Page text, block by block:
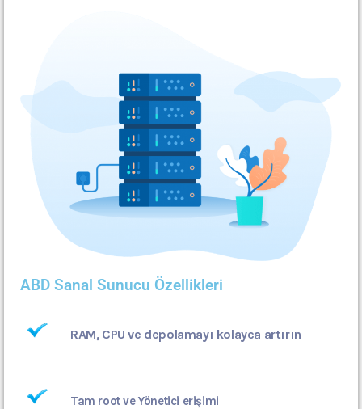
ABD Sanal Sunucu Özellikleri
RAM, CPU ve depolamayı kolayca artırın
Tam root ve Yönetici erişimi